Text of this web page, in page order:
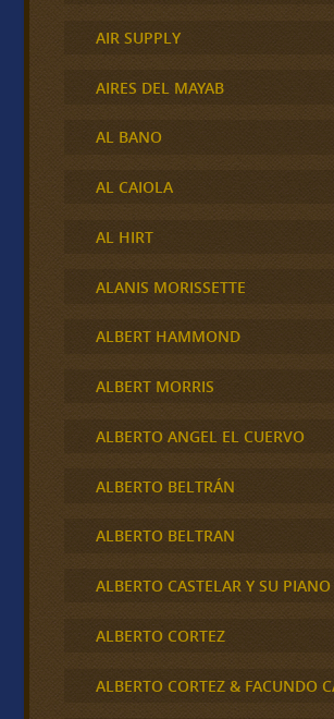
AIR SUPPLY
AIRES DEL MAYAB
AL BANO
AL CAIOLA
AL HIRT
ALANIS MORISSETTE
ALBERT HAMMOND
ALBERT MORRIS
ALBERTO ANGEL EL CUERVO
ALBERTO BELTRÁN
ALBERTO BELTRAN
ALBERTO CASTELAR Y SU PIANO
ALBERTO CORTEZ
ALBERTO CORTEZ & FACUNDO